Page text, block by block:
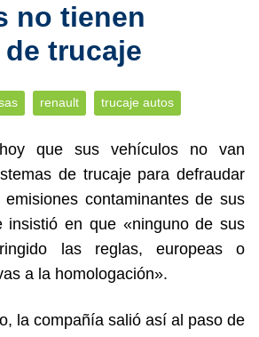
no tienen
trucaje
renault trucaje autos
que sus vehículos no van
de trucaje para defraudar
contaminantes de sus
insistió en que «ninguno de sus
las reglas, europeas o
a la homologación».
la compañía salió así al paso de